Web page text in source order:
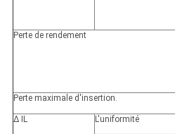
Perte de rendement
Perte maximale d'insertion.
∆ IL L'uniformité